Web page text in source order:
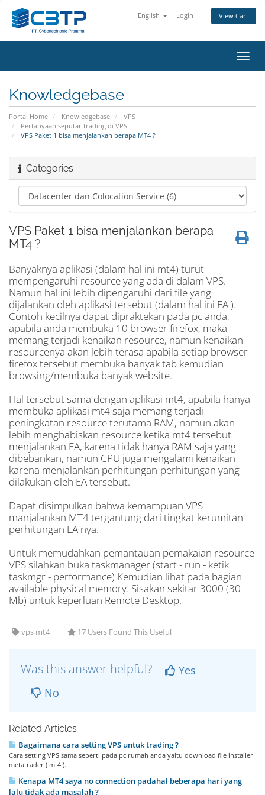
English Login View Cart
Knowledgebase
Portal Home Knowledgebase
VPS
Pertanyaan seputar trading di VPS
VPS Paket 1 bisa menjalankan berapa MT4 ?
Categories
VPS Paket 1 bisa menjalankan berapa
MT4 ?
Banyaknya aplikasi (dalam hal ini mt4) turut
mempengaruhi resource yang ada di dalam VPS.
Namun hal ini lebih dipengaruhi dari file yang
dijalankan oleh aplikasi tersebut (dalam hal ini EA ).
Contoh kecilnya dapat dipraktekan pada pc anda,
apabila anda membuka 10 browser firefox, maka
memang terjadi kenaikan resource, namun kenaikan
resourcenya akan lebih terasa apabila setiap browser
firefox tersebut membuka banyak tab kemudian
browsing/membuka banyak website.
Hal tersebut sama dengan aplikasi mt4, apabila hanya
membuka aplikasi mt4 saja memang terjadi
peningkatan resource terutama RAM, namun akan
lebih menghabiskan resource ketika mt4 tersebut
menjalankan EA, karena tidak hanya RAM saja yang
dibebankan, namun CPU juga mengalami kenaikan
karena menjalankan perhitungan-perhitungan yang
dilakukan oleh EA tersebut.
Dapat disimpulkan bahwa kemampuan VPS
manjalankan MT4 tergantung dari tingkat kerumitan
perhitungan EA nya.
Untuk memudahkan pemantauan pemakaian resource
VPS silahkan buka taskmanager (start - run - ketik
taskmgr - performance) Kemudian lihat pada bagian
available physical memory. Sisakan sekitar 3000 (30
Mb) untuk keperluan Remote Desktop.
vps mt4 17 Users Found This Useful
Was this answer helpful?
Yes
No
Related Articles
Bagaimana cara setting VPS untuk trading ?
Cara setting VPS sama seperti pada pc rumah anda yaitu download file installer
metatrader ( mt4 )...
Kenapa MT4 saya no connection padahal beberapa hari yang
lalu tidak ada masalah ?